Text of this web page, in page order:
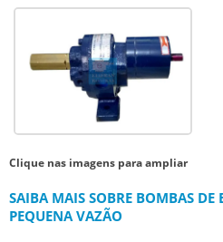
Clique nas imagens para ampliar
SAIBA MAIS SOBRE BOMBAS DE
PEQUENA VAZÃO